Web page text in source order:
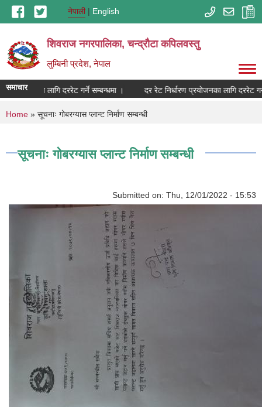
Skip to main contentनेपाली English
शिवराज नगरपालिका, चन्द्राैटा कपिलवस्तु
लुम्बिनी प्रदेश, नेपाल
समाचार
प्रयोजनका लागि दररेट गर्ने सम्बन्धमा । दर रेट निर्धारण प्रयोजनका लागि दररेट
You are here
Home » सूचनाः गोबरग्यास प्लान्ट निर्माण सम्बन्धी
सूचनाः गोबरग्यास प्लान्ट निर्माण सम्बन्धी
Submitted on: Thu, 12/01/2022 - 15:53